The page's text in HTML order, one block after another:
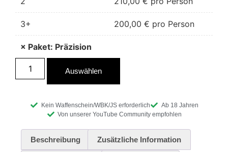
3+ 200,00 € pro Person
× Paket: Präzision
Auswählen
Kein Waffenschein/WBK/JS erforderlich
Ab 18 Jahren
Von unserer YouTube Community empfohlen
Beschreibung Zusätzliche Information